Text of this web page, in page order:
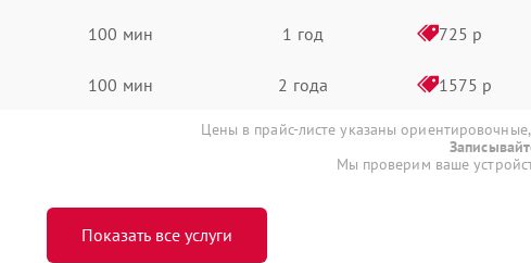
100 мин 1 год 725 р
100 мин 2 года 1575 р
Цены в прайс-листе указаны ориентировочные,
Мы проверим ваше
Показать все услуги